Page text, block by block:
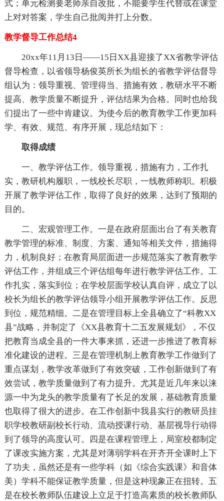
式；单元检测要老师亲自改批，不能要学生代替或在课堂
上对对答案，学生自己批阅并打上分数。
教学督导工作总结4
20xx年11月13日——15日XX县迎接了XX省教学评估
督导检查，以省领导杨俊英所长为组长的省教学评估督导
组认为：领导重视、管理得当、措施有效，教研水平不断
提高、教学质量不断提升，评估结果为合格。同时也给我
们提出了一些中肯建议。为使今后的教育教学工作更加科
学、有效、规范、有序开展，现总结如下：
取得成绩
一、教学评估工作。领导重视，措施有力，工作扎
实，教研机构履职，一线校长尽职，一线教师称职。积极
开展了教学评估工作，取得了良好的效果，达到了预期的
目的。
二、宏观管理工作。一是在政府层面出台了有关教育
教学管理的标准、制度、方案、通知等相关文件，措施得
力，机制良好；在教育局层面进一步规范落实了教育教学
评估工作，并组成三个评估组每年进行教学评估工作。工
作扎实，落实到位；在学校层面学校认真自评，成立了以
校长为组长的教学评估领导小组开展教学评估工作。反思
到位，规范精细。二是在管理目标上全县确立了“科教XX
县”战略，并制定了《XX县教育十二五发展规划》，不仅
把教育当成全县的一件大事来抓，还进一步推进了教育标
准化建设的进程。三是在管理机制上教育教学工作做到了
重点谋划，教学改革做到了有效突破，工作创新做到了有
效尝试，教学质量做到了有力提升。尤其是近几年来以涞
源一中为龙头的教学质量有了长足的发展，基础教育质量
也取得了很大的进步。在工作创新中我县实行的教研员挂
职学校教研副校长行动、流动授课行动、基层视导行动得
到了领导的高度认可。四是在课程管理上，局室校都制定
了课改实施方案，尤其是对薄弱学科在开齐开全课时上下
了功夫，虽然还是有一些学科（如《综合实践课》和音体
美）学科不能保证教学质量，但是这种现象正在扭转。五
是在校长教师队伍建设上立足于打造高素质的校长教师队